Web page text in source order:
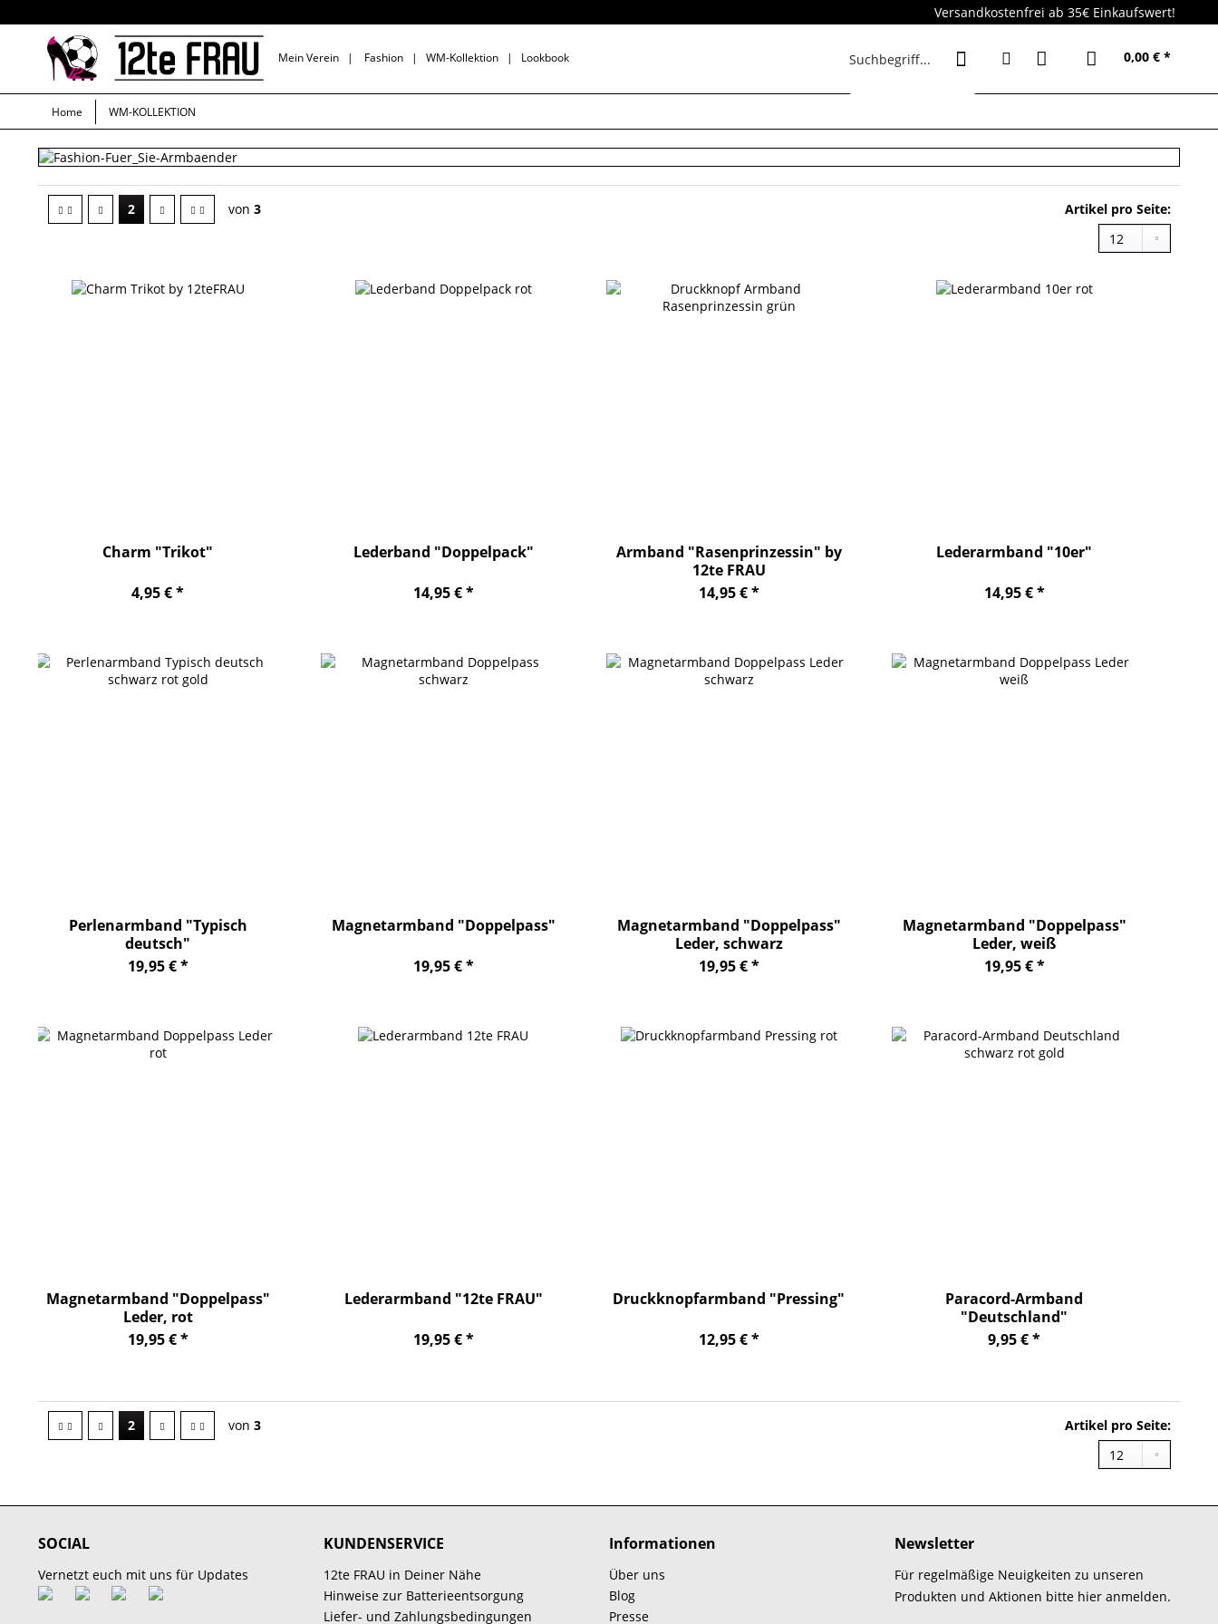
Versandkostenfrei ab 35€ Einkaufswert!
Mein Verein | Fashion |WM-Kollektion | Lookbook 0,00 € *
Home WM-KOLLEKTION
2 von 3 Artikel pro Seite:
Charm "Trikot"
4,95 € *
Lederband "Doppelpack"
14,95 € *
Armband "Rasenprinzessin" by
12te FRAU
14,95 € *
Lederarmband "10er"
14,95 € *
Perlenarmband "Typisch
deutsch"
19,95 € *
Magnetarmband "Doppelpass"
19,95 € *
Magnetarmband "Doppelpass"
Leder, schwarz
19,95 € *
Magnetarmband "Doppelpass"
Leder, weiß
19,95 € *
Magnetarmband "Doppelpass"
Leder, rot
19,95 € *
Lederarmband "12te FRAU"
19,95 € *
Druckknopfarmband "Pressing"
12,95 € *
Paracord-Armband
"Deutschland"
9,95 € *
2 von 3 Artikel pro Seite:
SOCIAL
Vernetzt euch mit uns für Updates
KUNDENSERVICE
12te FRAU in Deiner Nähe
Hinweise zur Batterieentsorgung
Liefer- und Zahlungsbedingungen
Informationen
Über uns
Blog
Presse
Newsletter
Für regelmäßige Neuigkeiten zu unseren
Produkten und Aktionen bitte hier anmelden.